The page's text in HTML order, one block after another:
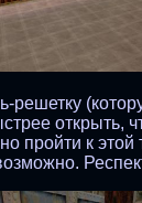
решетку
открыть,
пройти к